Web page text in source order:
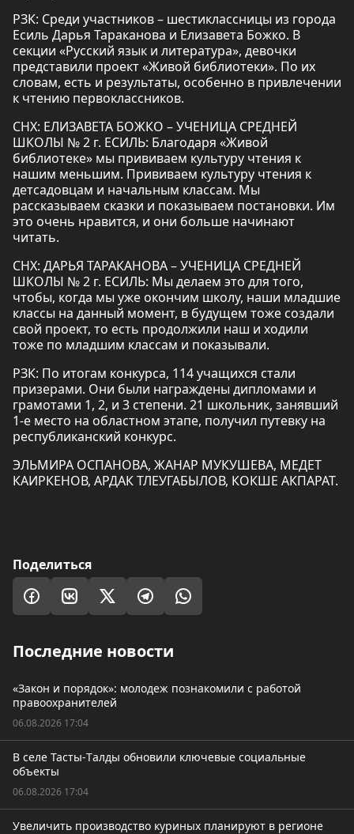
РЗК: Среди участников – шестиклассницы из города
Есиль Дарья Тараканова и Елизавета Божко. В
секции «Русский язык и литература», девочки
представили проект «Живой библиотеки». По их
словам, есть и результаты, особенно в привлечении
к чтению первоклассников.
СНХ: ЕЛИЗАВЕТА БОЖКО – УЧЕНИЦА СРЕДНЕЙ
ШКОЛЫ № 2 г. ЕСИЛЬ: Благодаря «Живой
библиотеке» мы прививаем культуру чтения к
нашим меньшим. Прививаем культуру чтения к
детсадовцам и начальным классам. Мы
рассказываем сказки и показываем постановки. Им
это очень нравится, и они больше начинают
читать.
СНХ: ДАРЬЯ ТАРАКАНОВА – УЧЕНИЦА СРЕДНЕЙ
ШКОЛЫ № 2 г. ЕСИЛЬ: Мы делаем это для того,
чтобы, когда мы уже окончим школу, наши младшие
классы на данный момент, в будущем тоже создали
свой проект, то есть продолжили наш и ходили
тоже по младшим классам и показывали.
РЗК: По итогам конкурса, 114 учащихся стали
призерами. Они были награждены дипломами и
грамотами 1, 2, и 3 степени. 21 школьник, занявший
1-е место на областном этапе, получил путевку на
республиканский конкурс.
ЭЛЬМИРА ОСПАНОВА, ЖАНАР МУКУШЕВА, МЕДЕТ
КАИРКЕНОВ, АРДАК ТЛЕУГАБЫЛОВ, КОКШЕ АКПАРАТ.
Поделиться
Последние новости
«Закон и порядок»: молодеж познакомили с работой
правоохранителей
06.08.2026 17:04
В селе Тасты-Tалды обновили ключевые социальные
объекты
06.08.2026 17:04
Увеличить производство куриных планируют в регионе